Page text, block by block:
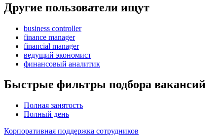
Другие пользователи ищут
business controller
finance manager
financial manager
ведущий экономист
финансовый аналитик
Быстрые фильтры подбора вакансий
Полная занятость
Полный день
Корпоративная поддержка сотрудников